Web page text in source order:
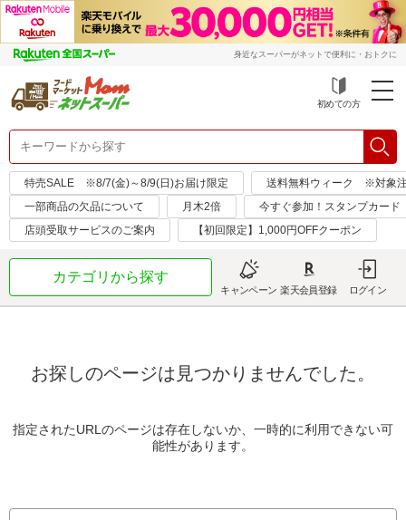
身近なスーパーがネットで便利に・おトクに
初めての方
特売SALE ※8/7(金)～8/9(日)お届け限定
送料無料ウィーク ※対象
一部商品の欠品について
月木2倍
今すぐ参加！スタンプカード
店頭受取サービスのご案内
【初回限定】1,000円OFFクーポン
カテゴリから探す
キャンペーン 楽天会員登録 ログイン
お探しのページは見つかりませんでした。
指定されたURLのページは存在しないか、一時的に利用できない可
能性があります。